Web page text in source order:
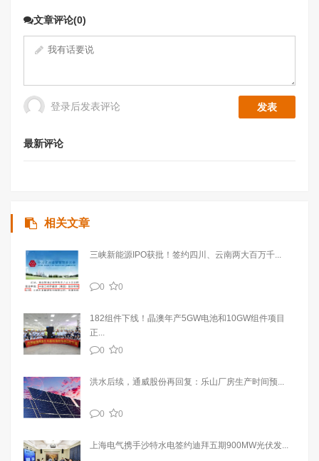
文章评论(0)
登录后发表评论
最新评论
相关文章
三峡新能源IPO获批！签约四川、云南两大百万千...
0 0
182组件下线！晶澳年产5GW电池和10GW组件项目
正...
0
0
洪水后续，通威股份再回复：乐山厂房生产时间预...
0 0
上海电气携手沙特水电签约迪拜五期900MW光伏发...